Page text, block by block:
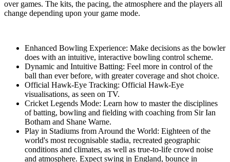
over games. The kits, the pacing, the atmosphere and the players all
change depending upon your game mode.
Enhanced Bowling Experience: Make decisions as the bowler
does with an intuitive, interactive bowling control scheme.
Dynamic and Intuitive Batting: Feel more in control of the
ball than ever before, with greater coverage and shot choice.
Official Hawk-Eye Tracking: Official Hawk-Eye
visualisations, as seen on TV.
Cricket Legends Mode: Learn how to master the disciplines
of batting, bowling and fielding with coaching from Sir Ian
Botham and Shane Warne.
Play in Stadiums from Around the World: Eighteen of the
world's most recognisable stadia, recreated geographic
conditions and climates, as well as true-to-life crowd noise
and atmosphere. Expect swing in England, bounce in